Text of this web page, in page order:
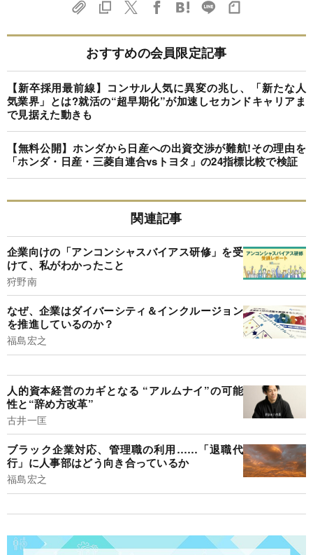
おすすめの会員限定記事
【新卒採用最前線】コンサル人気に異変の兆し、「新たな人
気業界」とは?就活の“超早期化”が加速しセカンドキャリアま
で見据えた動きも
【無料公開】ホンダから日産への出資交渉が難航!その理由を
「ホンダ・日産・三菱自連合vsトヨタ」の24指標比較で検証
関連記事
企業向けの「アンコンシャスバイアス研修」を受
けて、私がわかったこと
狩野南
なぜ、企業はダイバーシティ＆インクルージョン
を推進しているのか？
福島宏之
人的資本経営のカギとなる “アルムナイ”の可能
性と“辞め方改革”
古井一匡
ブラック企業対応、管理職の利用……「退職代
行」に人事部はどう向き合っているか
福島宏之